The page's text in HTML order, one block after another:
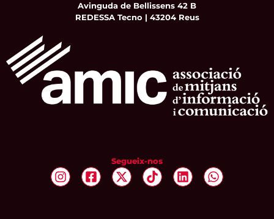
Avinguda de Bellissens 42 B
REDESSA Tecno | 43204 Reus
Segueix-nos